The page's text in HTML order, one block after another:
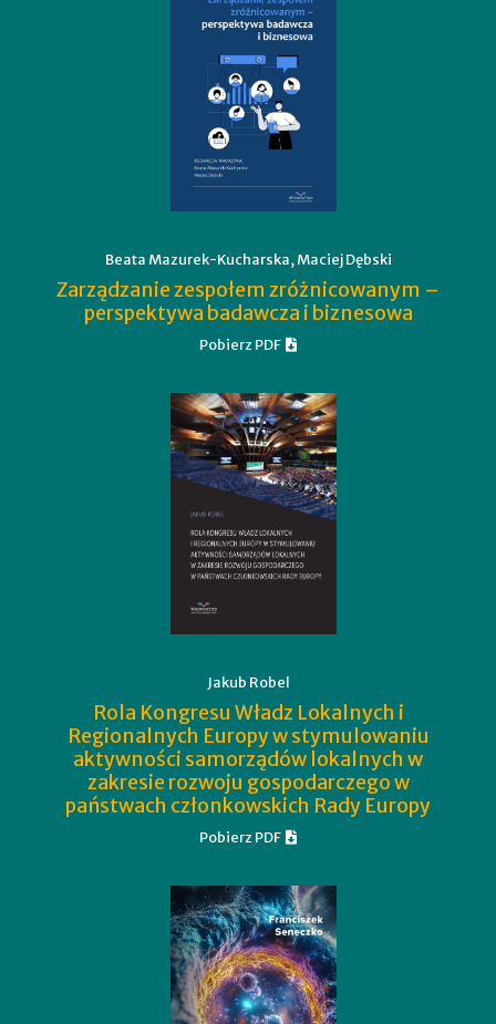
Beata Mazurek-Kucharska, Maciej Dębski
Zarządzanie zespołem zróżnicowanym –
perspektywa badawcza i biznesowa
Pobierz PDF
Jakub Robel
Rola Kongresu Władz Lokalnych i
Regionalnych Europy w stymulowaniu
aktywności samorządów lokalnych w
zakresie rozwoju gospodarczego w
państwach członkowskich Rady Europy
Pobierz PDF